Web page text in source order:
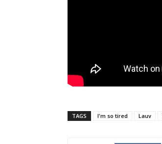
TAGS I'm so tired Lauv